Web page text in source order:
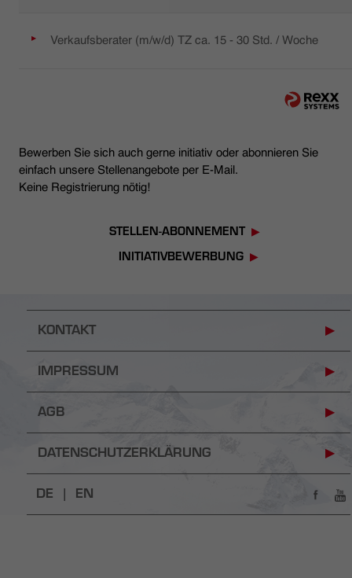
Verkaufsberater (m/w/d) TZ ca. 15 - 30 Std. / Woche
Bewerben Sie sich auch gerne initiativ oder abonnieren Sie
einfach unsere Stellenangebote per E-Mail.
Keine Registrierung nötig!
STELLEN-ABONNEMENT
INITIATIVBEWERBUNG
KONTAKT
IMPRESSUM
AGB
DATENSCHUTZERKLÄRUNG
DE | EN